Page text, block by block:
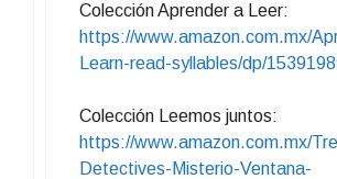
Colección Aprender a Leer:
https://www.amazon.com.mx/
Learn-read-syllables/dp/
Colección Leemos juntos:
https://www.amazon.com.mx/
Detectives-Misterio-Ventana-